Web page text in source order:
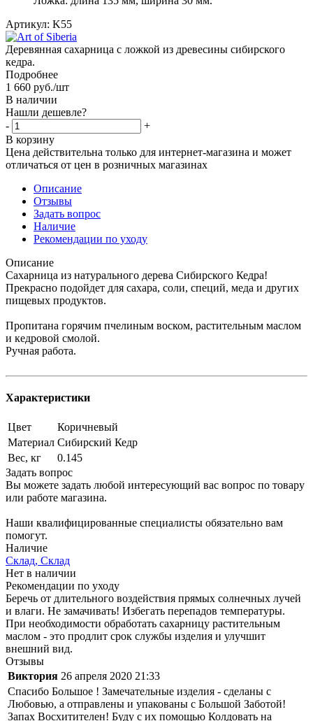
Артикул: K55
Деревянная сахарница с ложкой из древесины сибирского
кедра.
Подробнее
1 660 руб./шт
В наличии
Нашли дешевле?
-
+
В корзину
Цена действительна только для интернет-магазина и может
отличаться от цен в розничных магазинах
Описание
Отзывы
Задать вопрос
Наличие
Рекомендации по уходу
Описание
Сахарница из натурального дерева Сибирского Кедра!
Прекрасно подойдет для сахара, соли, специй, меда и других
пищевых продуктов.
Пропитана горячим пчелиным воском, растительным маслом
и кедровой смолой.
Ручная работа.
Характеристики
Цвет
Коричневый
Материал Сибирский Кедр
Вес, кг
0.145
Задать вопрос
Вы можете задать любой интересующий вас вопрос по товару
или работе магазина.
Наши квалифицированные специалисты обязательно вам
помогут.
Наличие
Склад, Склад
Нет в наличии
Рекомендации по уходу
Беречь от длительного воздействия прямых солнечных лучей
и влаги. Не замачивать! Избегать перепадов температуры.
При необходимости обработать сахарницу растительным
маслом - это продлит срок службы изделия и улучшит
внешний вид.
Отзывы
Виктория 26 апреля 2020 21:33
Спасибо Большое ! Замечательные изделия - сделаны с
Любовью, а отправлены и упакованы с Большой Заботой!
Запах Восхитителен! Буду с их помощью Колдовать на